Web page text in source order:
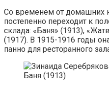
Со временем от домашних
постепенно переходит к
склада: «Баня» (1913),
(1917). В 1915-1916 годы
панно для ресторанного
Баня (1913)